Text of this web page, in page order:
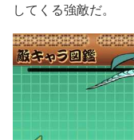
してくる強敵だ。